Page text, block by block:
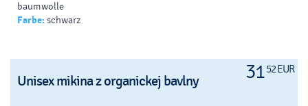
baumwolle
Farbe:schwarz
3152 EUR
Unisex mikina z organickej bavlny